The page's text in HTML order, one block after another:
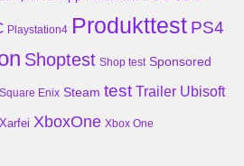
Playstation4 Produkttest PS4
Shoptest Shop test Sponsored
Square Enix Steam test Trailer Ubisoft
Xarfei XboxOne Xbox One